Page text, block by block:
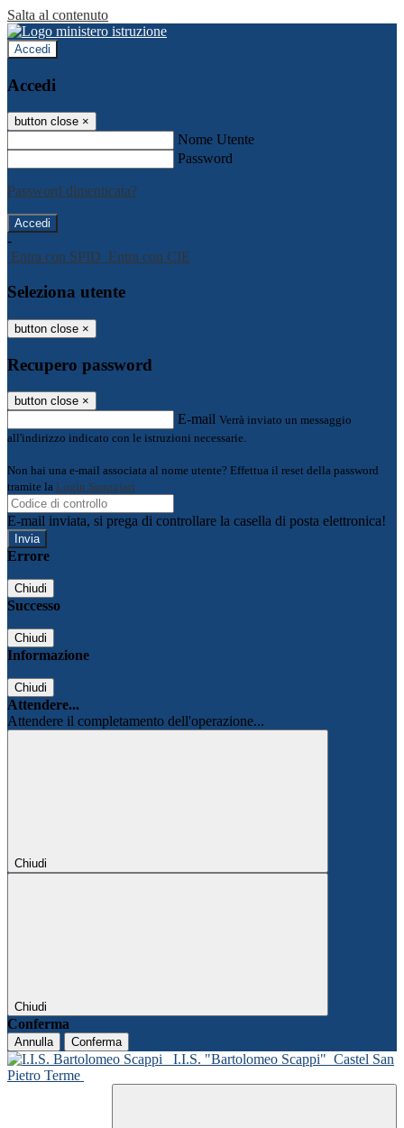
Salta al contenuto
Accedi
Accedi
button close ×
Nome Utente
Password
Password dimenticata?
-
Entra con SPID Entra con CIE
Seleziona utente
button close ×
Recupero password
button close ×
E-mail Verrà inviato un messaggio
all'indirizzo indicato con le istruzioni necessarie.
Non hai una e-mail associata al nome utente? Effettua il reset della password
tramite la Login Spaggiari
E-mail inviata, si prega di controllare la casella di posta elettronica!
Errore
Chiudi
Successo
Chiudi
Informazione
Chiudi
Attendere...
Attendere il completamento dell'operazione...
Chiudi
Chiudi
Conferma
Annulla Conferma
I.I.S. "Bartolomeo Scappi" Castel San
Pietro Terme